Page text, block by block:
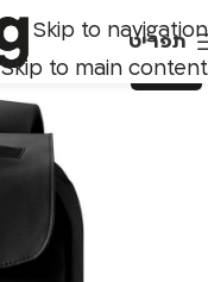
Skip to navigation
Skip to main content
תפריט